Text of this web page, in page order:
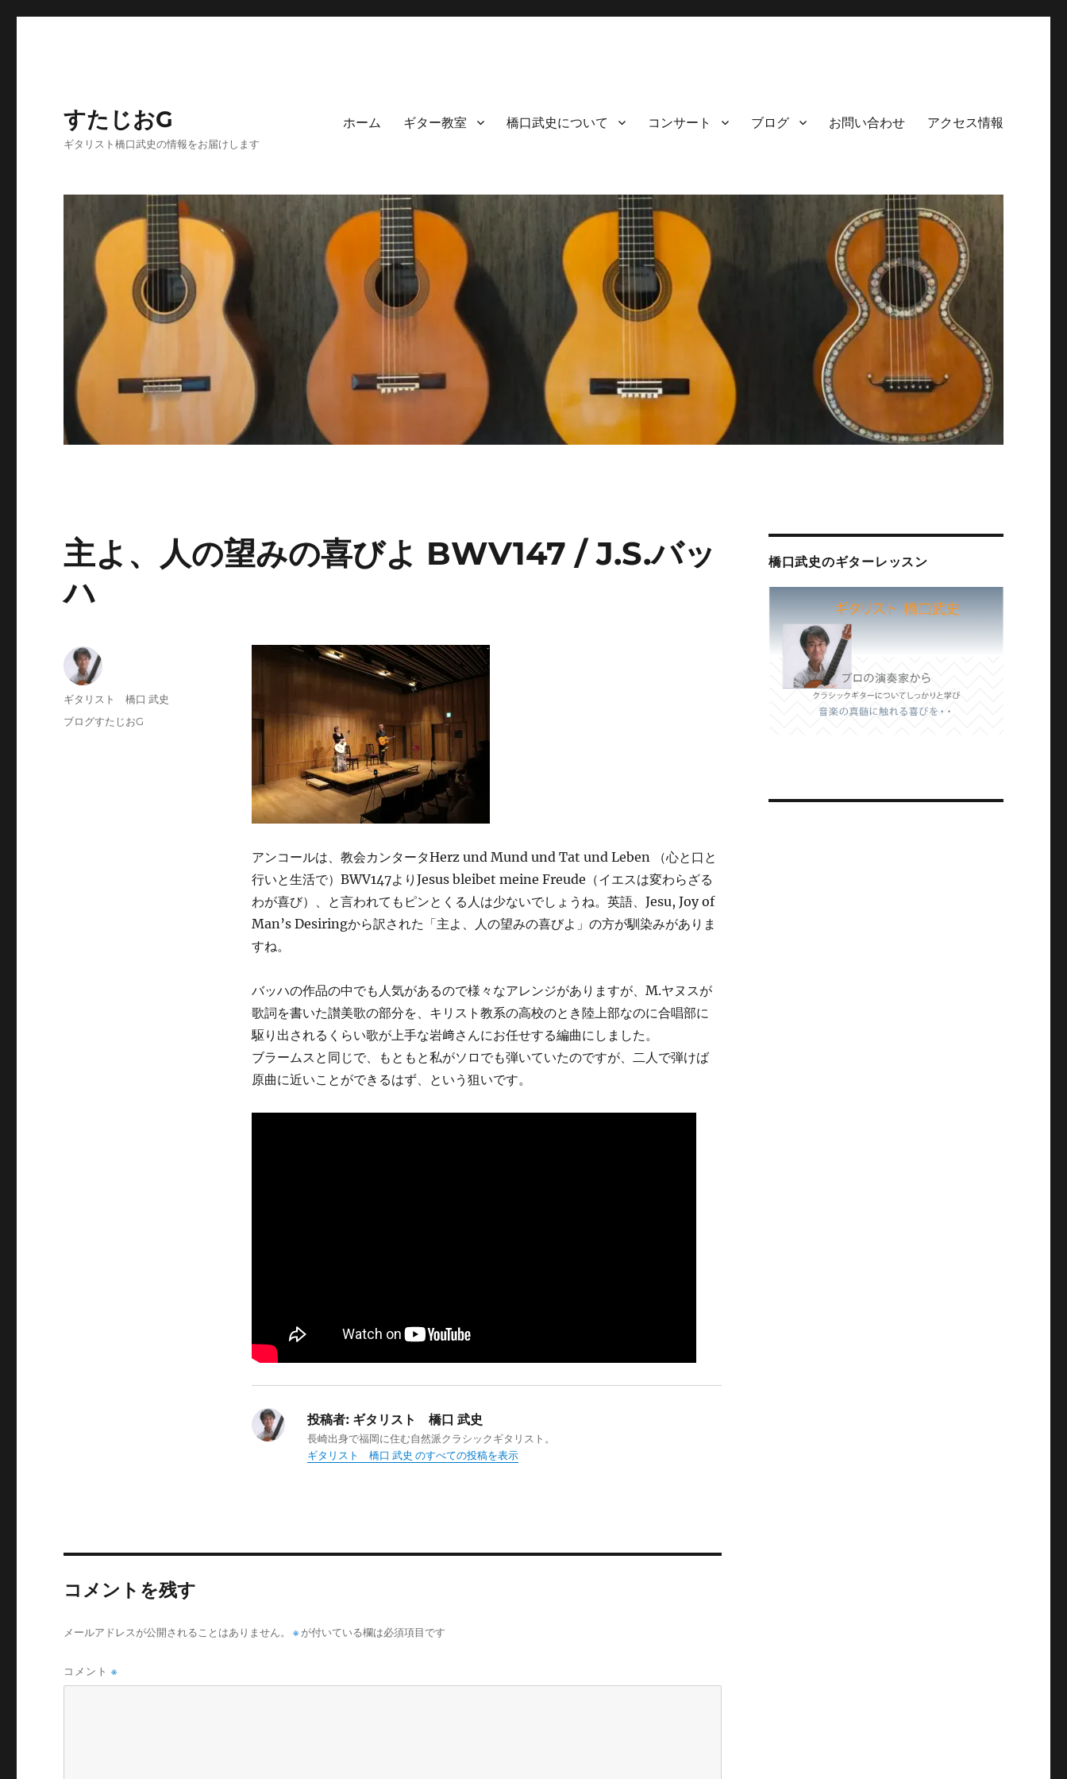
すたじおG
ギタリスト橋口武史の情報をお届けします
ホーム ギター教室 橋口武史について コンサート ブログ お問い合わせ アクセス情報
主よ、人の望みの喜びよ BWV147 / J.S.バッ
ハ
アンコールは、教会カンタータHerz und Mund und Tat und Leben （心と口と
行いと生活で）BWV147よりJesus bleibet meine Freude（イエスは変わらざる
わが喜び）、と言われてもピンとくる人は少ないでしょうね。英語、Jesu, Joy of
Man’s Desiringから訳された「主よ、人の望みの喜びよ」の方が馴染みがありま
すね。
バッハの作品の中でも人気があるので様々なアレンジがありますが、M.ヤヌスが
歌詞を書いた讃美歌の部分を、キリスト教系の高校のとき陸上部なのに合唱部に
駆り出されるくらい歌が上手な岩﨑さんにお任せする編曲にしました。
ブラームスと同じで、もともと私がソロでも弾いていたのですが、二人で弾けば
原曲に近いことができるはず、という狙いです。
投稿者:ギタリスト 橋口 武史
長崎出身で福岡に住む自然派クラシックギタリスト。
ギタリスト 橋口 武史 のすべての投稿を表示
投
稿
ギタリスト 橋口 武史
投
カ
ブログすたじおG
コメントを残す
メールアドレスが公開されることはありません。 ※ が付いている欄は必須項目です
コメント※
橋口武史のギターレッスン